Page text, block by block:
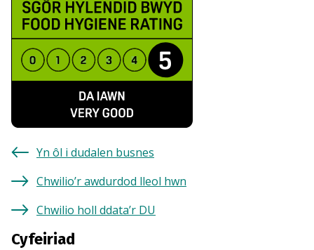
Yn ôl i dudalen busnes
Chwilio’r awdurdod lleol hwn
Chwilio holl ddata’r DU
Cyfeiriad